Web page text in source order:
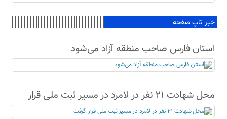
خبر تاپ صفحه
استان فارس صاحب منطقه آزاد می‌شود
محل شهادت ۲۱ نفر در لامرد در مسیر ثبت ملی قرار
گرفت